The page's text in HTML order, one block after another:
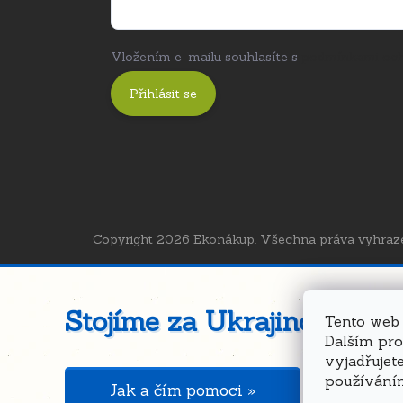
Tento
Dalším
Vložením e-mailu souhlasíte s
Přihlásit se
Copyright 2026 Ekonákup. Všechna práva
Stojíme za Ukrajinou ❤️
Jak a čím pomoci »